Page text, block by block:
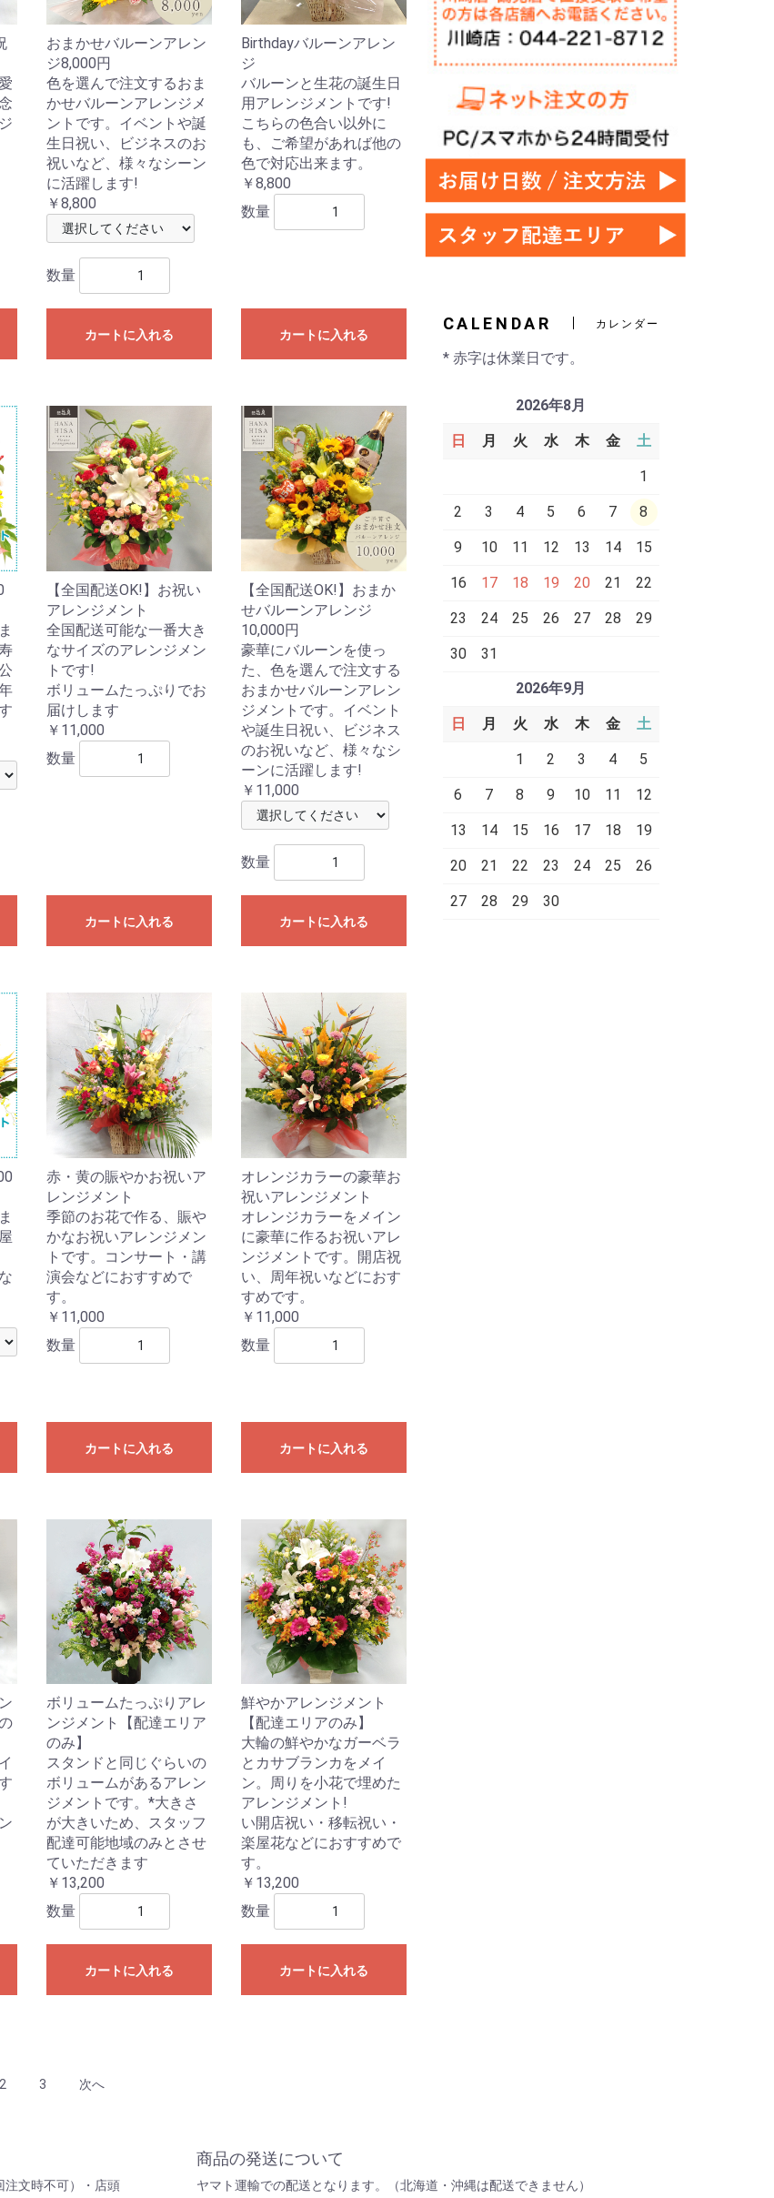
おまかせバルーンアレン
ジ8,000円
色を選んで注文するおま
かせバルーンアレンジメ
ントです。イベントや誕
生日祝い、ビジネスのお
祝いなど、様々なシーン
に活躍します!
￥8,800
数量
カートに入れる
Birthdayバルーンアレン
ジ
バルーンと生花の誕生日
用アレンジメントです!
こちらの色合い以外に
も、ご希望があれば他の
色で対応出来ます。
￥8,800
数量
カートに入れる
【全国配送OK!】お祝い
アレンジメント
全国配送可能な一番大き
なサイズのアレンジメン
トです!
ボリュームたっぷりでお
届けします
￥11,000
数量
カートに入れる
【全国配送OK!】おまか
せバルーンアレンジ
10,000円
豪華にバルーンを使っ
た、色を選んで注文する
おまかせバルーンアレン
ジメントです。イベント
や誕生日祝い、ビジネス
のお祝いなど、様々なシ
ーンに活躍します!
￥11,000
数量
カートに入れる
赤・黄の賑やかお祝いア
レンジメント
季節のお花で作る、賑や
かなお祝いアレンジメン
トです。コンサート・講
演会などにおすすめで
す。
￥11,000
数量
カートに入れる
オレンジカラーの豪華お
祝いアレンジメント
オレンジカラーをメイン
に豪華に作るお祝いアレ
ンジメントです。開店祝
い、周年祝いなどにおす
すめです。
￥11,000
数量
カートに入れる
ボリュームたっぷりアレ
ンジメント【配達エリア
のみ】
スタンドと同じぐらいの
ボリュームがあるアレン
ジメントです。*大きさ
が大きいため、スタッフ
配達可能地域のみとさせ
ていただきます
￥13,200
数量
カートに入れる
鮮やかアレンジメント
【配達エリアのみ】
大輪の鮮やかなガーベラ
とカサブランカをメイ
ン。周りを小花で埋めた
アレンジメント!
い開店祝い・移転祝い・
楽屋花などにおすすめで
す。
￥13,200
数量
カートに入れる
2 3 次へ
CALENDAR カレンダー
* 赤字は休業日です。
2026年8月
日 月 火 水 木 金 土
1
2 3 4 5 6 7 8
9 10 11 12 13 14 15
16 17 18 19 20 21 22
23 24 25 26 27 28 29
30
31
2026年9月
日 月 火 水 木 金 土
1 2 3 4 5
6 7 8 9 10 11 12
13 14 15 16 17 18 19
20 21 22 23 24 25 26
27 28 29 30
注文時不可）・店頭
商品の発送について
ヤマト運輸での配送となります。（北海道・沖縄は配送できません）